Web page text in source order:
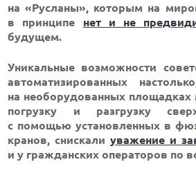
на «Русланы», которым на
в принципе нет и не
будущем.
Уникальные возможности
автоматизированных
на необорудованных площадках
погрузку и разгрузку
с помощью установленных в
кранов, снискалиуважение и
и у гражданских операторов по